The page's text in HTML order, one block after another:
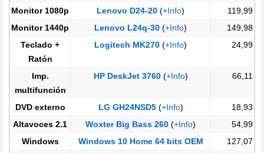
Monitor 1080p
Lenovo D24-20 (+Info)
119,99
Monitor 1440p
Lenovo L24q-30 (+Info)
149,98
Teclado +
Ratón
Logitech MK270 (+Info) 24,99
Imp.
multifunción
HP DeskJet 3760(+Info) 66,11
DVD externo LG GH24NSD5(+Info)
18,93
Altavoces 2.1
Woxter Big Bass 260 (+Info)
54,99
Windows
Windows 10 Home 64 bits OEM
127,07